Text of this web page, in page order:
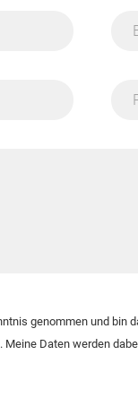
genommen und bin
Daten werden